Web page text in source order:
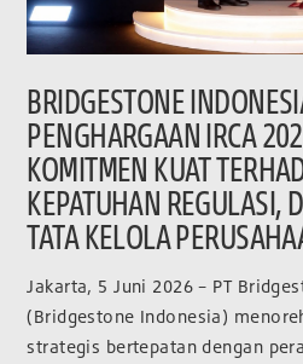
BRIDGESTONE
PENGHARGAAN IRCA
KOMITMEN KUAT
KEPATUHAN REGULASI,
TATA KELOLA
Jakarta, 5 Juni 2026 – PT
(Bridgestone Indonesia)
strategis bertepatan dengan